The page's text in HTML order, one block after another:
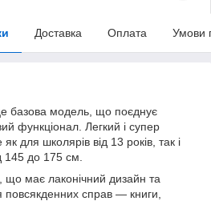
Доставка Оплата Умови
базова модель, що поєднує
функціонал. Легкий і супер
для школярів від 13 років, так і
145 до 175 см.
що має лаконічний дизайн та
повсякденних справ — книги,